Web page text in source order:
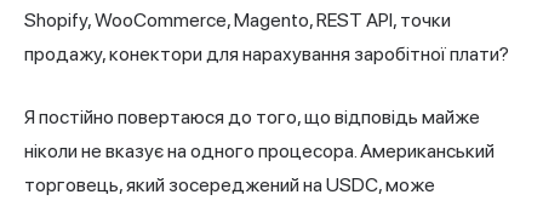
Shopify, WooCommerce, Magento, REST API, точки
продажу, конектори для нарахування заробітної плати?
Я постійно повертаюся до того, що відповідь майже
ніколи не вказує на одного процесора. Американський
торговець, який зосереджений на USDC, може